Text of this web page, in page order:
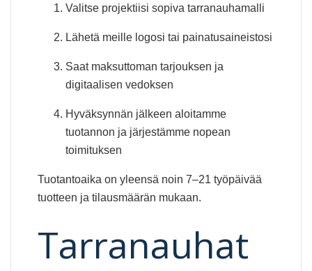
Valitse projektiisi sopiva tarranauhamalli
Lähetä meille logosi tai painatusaineistosi
Saat maksuttoman tarjouksen ja
digitaalisen vedoksen
Hyväksynnän jälkeen aloitamme
tuotannon ja järjestämme nopean
toimituksen
Tuotantoaika on yleensä noin 7–21 työpäivää
tuotteen ja tilausmäärän mukaan.
Tarranauhat